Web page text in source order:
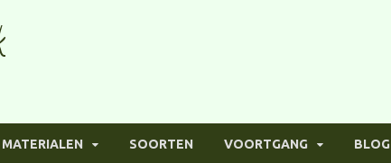
MATERIALEN SOORTEN VOORTGANG BLOG